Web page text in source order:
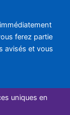
ferez partie
avisés et vous
uniques en